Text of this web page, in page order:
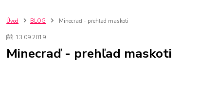
szco nakup bez dph
Smart hodinky pre deti
Plyšový macovia
Lego Star Wars
Darčeky na Vianoce 2019
Úvod BLOG Minecraď - prehľad maskoti
13.09.2019
Minecraď - prehľad maskoti